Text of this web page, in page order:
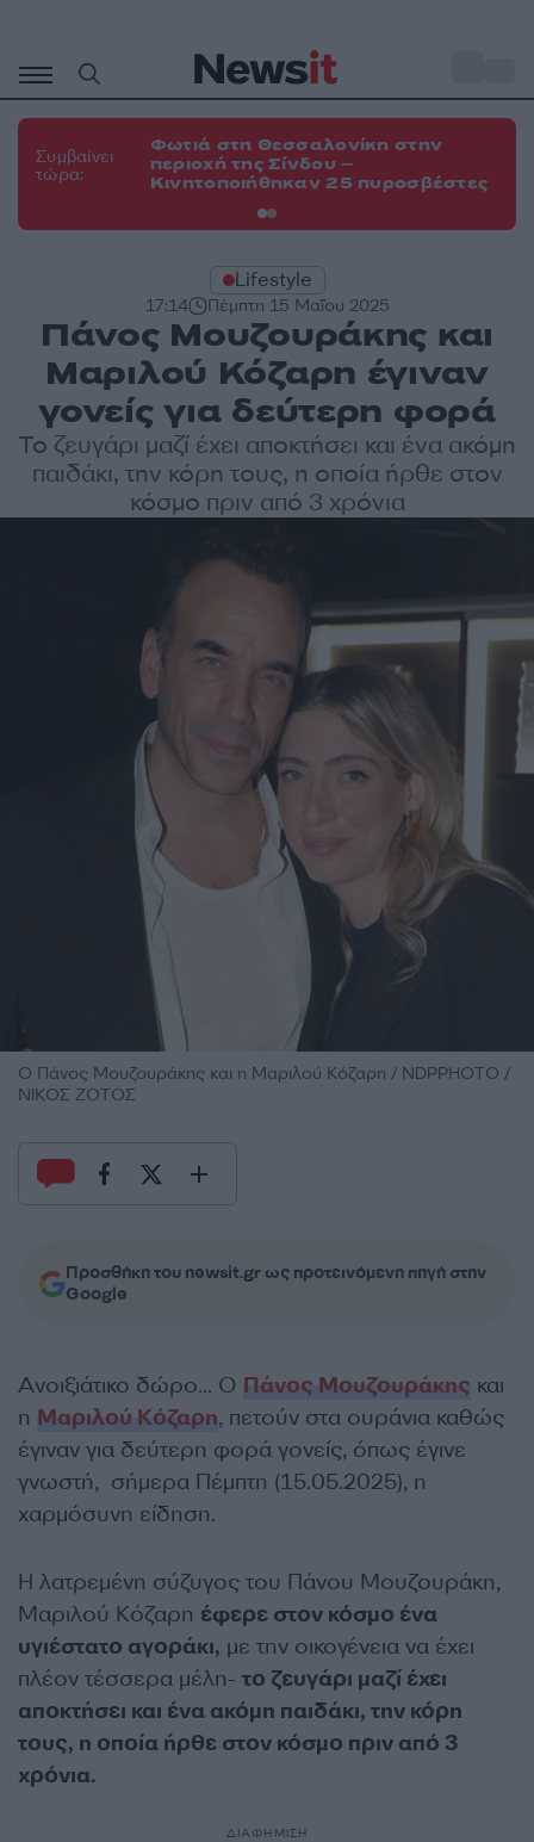
περιεχόμενο
Συμβαίνει
τώρα:
Φωτιά στη Θεσσαλονίκη στην
περιοχή της Σίνδου –
Κινητοποιήθηκαν 25 πυροσβέστες
Lifestyle
17:14 Πέμπτη 15 Μαΐου 2025
Πάνος Μουζουράκης και
Μαριλού Κόζαρη έγιναν
γονείς για δεύτερη φορά
Το ζευγάρι μαζί έχει αποκτήσει και ένα ακόμη
παιδάκι, την κόρη τους, η οποία ήρθε στον
κόσμο πριν από 3 χρόνια
Ο Πάνος Μουζουράκης και η Μαριλού Κόζαρη / NDPPHOTO /
ΝΙΚΟΣ ΖΟΤΟΣ
Προσθήκη του newsit.gr ως προτεινόμενη πηγή στην
Google
Ανοιξιάτικο δώρο… Ο Πάνος Μουζουράκης και
η Μαριλού Κόζαρη, πετούν στα ουράνια καθώς
έγιναν για δεύτερη φορά γονείς, όπως έγινε
γνωστή, σήμερα Πέμπτη (15.05.2025), η
χαρμόσυνη είδηση.
Η λατρεμένη σύζυγος του Πάνου Μουζουράκη,
Μαριλού Κόζαρη έφερε στον κόσμο ένα
υγιέστατο αγοράκι, με την οικογένεια να έχει
πλέον τέσσερα μέλη- το ζευγάρι μαζί έχει
αποκτήσει και ένα ακόμη παιδάκι, την κόρη
τους, η οποία ήρθε στον κόσμο πριν από 3
χρόνια.
ΔΙΑΦΗΜΙΣΗ